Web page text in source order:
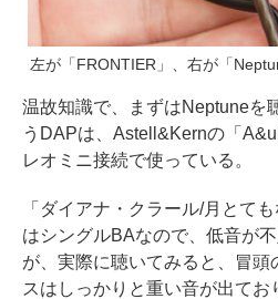
左が「FRONTIER」、右が「
温故知識で、まずはNeptuneを
うDAPは、Astell&Kernの「
レオミニ接続で使っている。
「ダイアナ・クラール/月とて
はシングルBAなので、低音が
が、実際に聴いてみると、冒頭
スはしっかりと重い音が出て